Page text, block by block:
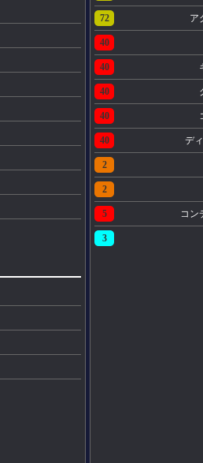
72 ア
40
40
40
40
40 デ
2
2
5 コン
3